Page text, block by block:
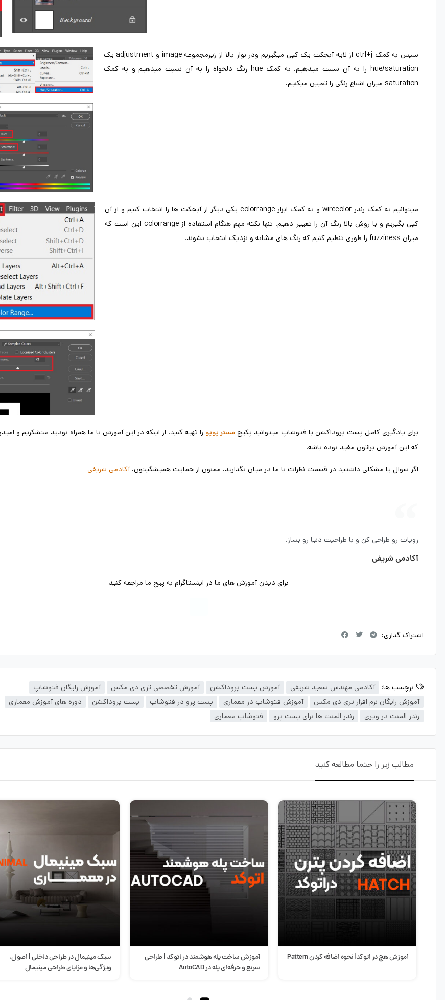
سپس به کمک ctrl+j از لایه آبجکت یک کپی میگیریم ودر نوار بالا از زیرمجموعه image و adjustment یک
hue/saturation را به آن نسبت میدهیم. به کمک hue رنگ دلخواه را به آن نسبت میدهیم و به کمک
saturation میزان اشباع رنگی را تعیین میکنیم.
میتوانیم به کمک رندر wirecolor و به کمک ابزار colorrange یکی دیگر از آبجکت ها را انتخاب کنیم و از آن
کپی بگیریم و با روش بالا رنگ آن را تغییر دهیم. تنها نکته مهم هنگام استفاده از colorrange این است که
میزان fuzziness را طوری تنظیم کنیم که رنگ های مشابه و نزدیک انتخاب نشوند.
برای یادگیری کامل پست پروداکشن با فتوشاپ میتوانید پکیج مستر پوپو را تهیه کنید. از اینکه در این آموزش با ما همراه بودید متشکریم و
که این آموزش براتون مفید بوده باشه.
اگر سوال یا مشکلی داشتید در قسمت نظرات با ما در میان بگذارید. ممنون از حمایت همیشگیتون.آکادمی شریفی
رویات رو طراحی کن و با طراحیت دنیا رو بساز.
آکادمی شریفی
برای دیدن آموزش های ما در اینستاگرام به پیج ما مراجعه کنید
اشتراک گذاری:
برچسب ها: آکادمی مهندس سعید شریفی آموزش پست پروداکشن آموزش تخصصی تری دی مکس
آموزش رایگان فتوشاپ
آموزش رایگان نرم افزار تری دی مکس
آموزش فتوشاپ در معماری پست پرو در فتوشاپ پست پروداکشن
دوره های آموزش معماری
رندر المنت در ویری
رندر المنت ها برای پست پرو فتوشاپ معماری
مطالب زیر را حتما مطالعه کنید
آموزش هچ در اتوکد| نحوه اضافه کردن Pattern
آموزش ساخت پله هوشمند در اتوکد | طراحی
سریع و حرفه‌ای پله در AutoCAD
سبک مینیمال در طراحی داخلی | اصول،
ویژگی‌ها و مزایای طراحی مینیمال